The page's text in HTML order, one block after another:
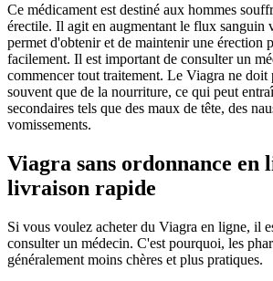
Ce médicament est destiné aux hommes
érectile. Il agit en augmentant le flux sanguin
permet d'obtenir et de maintenir une érection
facilement. Il est important de consulter un
commencer tout traitement. Le Viagra ne doit
souvent que de la nourriture, ce qui peut
secondaires tels que des maux de tête, des
vomissements.
Viagra sans ordonnance en
livraison rapide
Si vous voulez acheter du Viagra en ligne, il
consulter un médecin. C'est pourquoi, les
généralement moins chères et plus pratiques.